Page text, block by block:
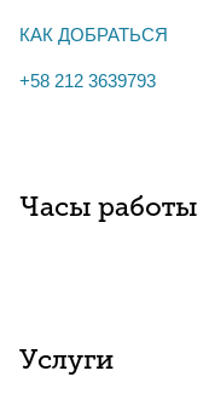
КАК ДОБРАТЬСЯ
+58 212 3639793
Часы работы
Услуги